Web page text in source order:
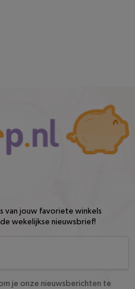
van jouw favoriete winkels
wekelijkse nieuwsbrief!
je onze nieuwsberichten te